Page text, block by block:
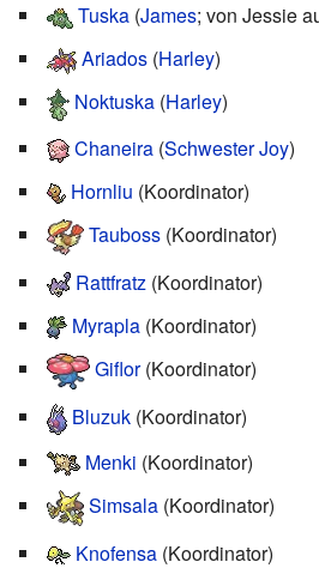
Tuska (James; von Jessie
Ariados (Harley)
Noktuska (Harley)
Chaneira (Schwester Joy)
Hornliu (Koordinator)
Tauboss(Koordinator)
Rattfratz (Koordinator)
Myrapla (Koordinator)
Giflor(Koordinator)
Bluzuk (Koordinator)
Menki (Koordinator)
Simsala(Koordinator)
Knofensa (Koordinator)